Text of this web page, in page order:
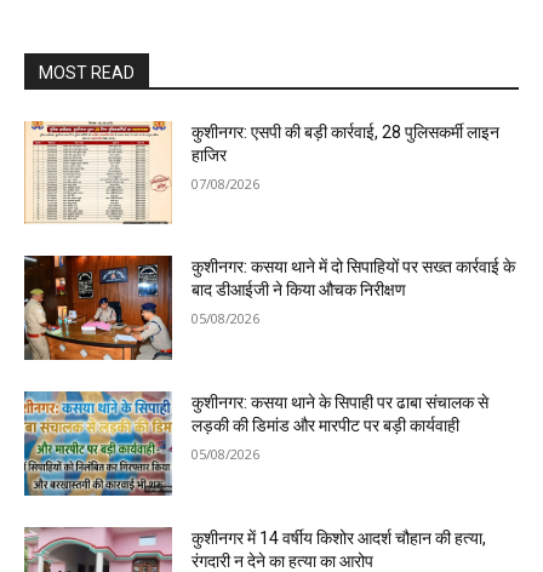
MOST READ
कुशीनगर: एसपी की बड़ी कार्रवाई, 28 पुलिसकर्मी लाइन
हाजिर
07/08/2026
कुशीनगर: कसया थाने में दो सिपाहियों पर सख्त कार्रवाई के
बाद डीआईजी ने किया औचक निरीक्षण
05/08/2026
कुशीनगर: कसया थाने के सिपाही पर ढाबा संचालक से
लड़की की डिमांड और मारपीट पर बड़ी कार्यवाही
05/08/2026
कुशीनगर में 14 वर्षीय किशोर आदर्श चौहान की हत्या,
रंगदारी न देने का हत्या का आरोप